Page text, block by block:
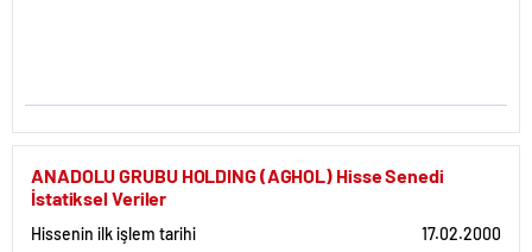
ANADOLU GRUBU HOLDING (AGHOL) Hisse Senedi
İstatiksel Veriler
Hissenin ilk işlem tarihi 17.02.2000